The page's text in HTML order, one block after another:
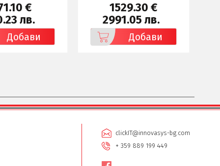
€
лв.
Добави
1529.30 €
2991.05 лв.
Добави
clickIT@innovasys-bg.com
+ 359 889 199 449